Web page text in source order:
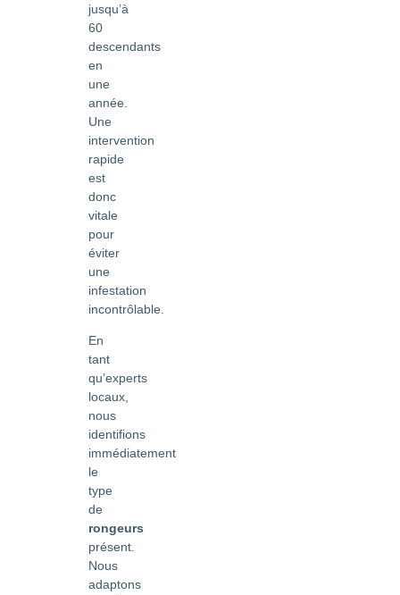
jusqu’à
60
descendants
en
une
année.
Une
intervention
rapide
est
donc
vitale
pour
éviter
une
infestation
incontrôlable.
En
tant
qu’experts
locaux,
nous
identifions
immédiatement
le
type
de
rongeurs
présent.
Nous
adaptons